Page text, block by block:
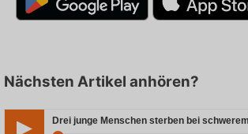
Nächsten Artikel anhören?